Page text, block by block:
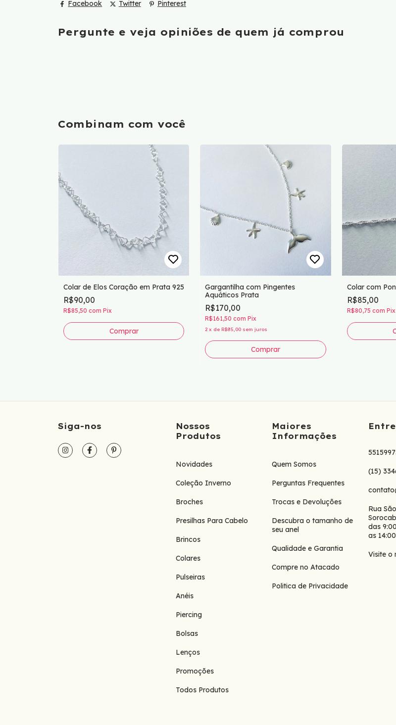
Facebook Twitter Pinterest
Pergunte e veja opiniões de quem já comprou
Combinam com você
Colar de Elos Coração em Prata 925
R$90,00
R$85,50 com Pix
Comprar
Gargantilha com Pingentes
Aquáticos Prata
R$170,00
R$161,50com Pix
2 x de R$85,00 sem juros
Colar com
R$85,00
R$80,75 com Pix
Siga-nos
Nossos
Produtos
Novidades
Coleção Inverno
Broches
Presilhas Para Cabelo
Brincos
Colares
Pulseiras
Anéis
Piercing
Bolsas
Lenços
Promoções
Todos Produtos
Maiores
Informações
Quem Somos
Perguntas Frequentes
Trocas e Devoluções
Descubra o tamanho de
seu anel
Qualidade e Garantia
Compre no Atacado
Politica de Privacidade
(15)
Rua
das
as 14:00
Visite o